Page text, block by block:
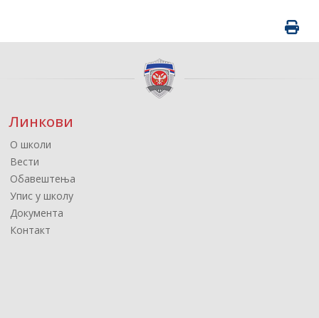
Линкови
О школи
Вести
Обавештења
Упис у школу
Документа
Контакт